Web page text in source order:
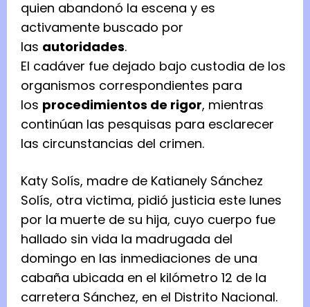
quien abandonó la escena y es
activamente buscado por
las autoridades.
El cadáver fue dejado bajo custodia de los
organismos correspondientes para
los procedimientos de rigor, mientras
continúan las pesquisas para esclarecer
las circunstancias del crimen.
Katy Solís, madre de Katianely Sánchez
Solís, otra victima, pidió justicia este lunes
por la muerte de su hija, cuyo cuerpo fue
hallado sin vida la madrugada del
domingo en las inmediaciones de una
cabaña ubicada en el kilómetro 12 de la
carretera Sánchez, en el Distrito Nacional.